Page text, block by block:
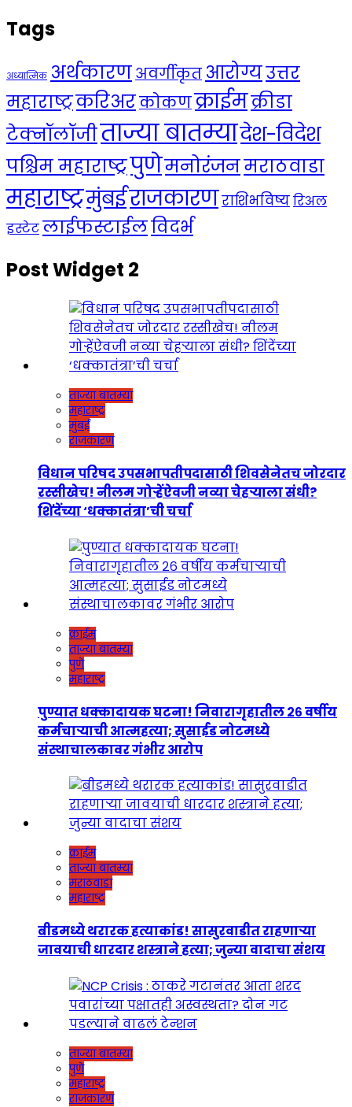
Tags
अध्यात्मिक अर्थकारणअवर्गीकृत आरोग्यउत्तर
महाराष्ट्रकरिअरकोकणक्राईमक्रीडा
टेक्नॉलॉजीताज्या बातम्यादेश-विदेश
पश्चिम महाराष्ट्रपुणेमनोरंजनमराठवाडा
महाराष्ट्रमुंबईराजकारणराशिभविष्यरिअल
इस्टेटलाईफस्टाईलविदर्भ
Post Widget 2
ताज्या बातम्या
महाराष्ट्र
मुंबई
राजकारण
विधान परिषद उपसभापतीपदासाठी शिवसेनेतच जोरदार
रस्सीखेच! नीलम गोऱ्हेंऐवजी नव्या चेहऱ्याला संधी?
शिंदेंच्या ‘धक्कातंत्रा’ची चर्चा
क्राईम
ताज्या बातम्या
पुणे
महाराष्ट्र
पुण्यात धक्कादायक घटना! निवारागृहातील २६ वर्षीय
कर्मचाऱ्याची आत्महत्या; सुसाईड नोटमध्ये
संस्थाचालकावर गंभीर आरोप
क्राईम
ताज्या बातम्या
मराठवाडा
महाराष्ट्र
बीडमध्ये थरारक हत्याकांड! सासुरवाडीत राहणाऱ्या
जावयाची धारदार शस्त्राने हत्या; जुन्या वादाचा संशय
ताज्या बातम्या
पुणे
महाराष्ट्र
राजकारण